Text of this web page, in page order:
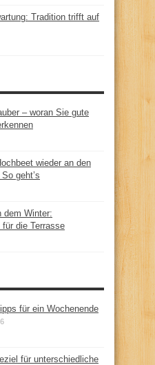
Tradition trifft auf
– woran Sie gute
wieder an den
geht’s
dem Winter:
für die Terrasse
für ein Wochenende
für unterschiedliche